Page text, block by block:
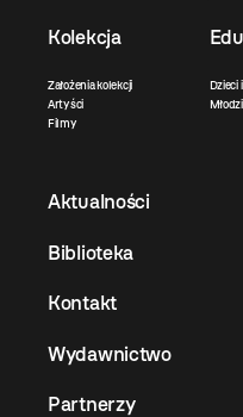
Kolekcja
Założenia kolekcji
Artyści
Filmy
Dzieci
Aktualności
Biblioteka
Kontakt
Wydawnictwo
Partnerzy